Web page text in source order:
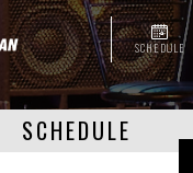
SCHEDULE
SCHEDULE